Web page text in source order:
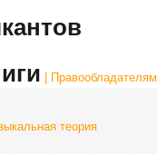
| Правообладателям
теория